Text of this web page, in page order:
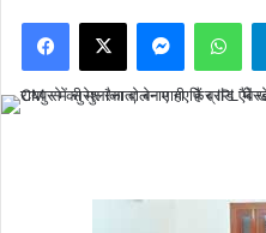
Facebook
X